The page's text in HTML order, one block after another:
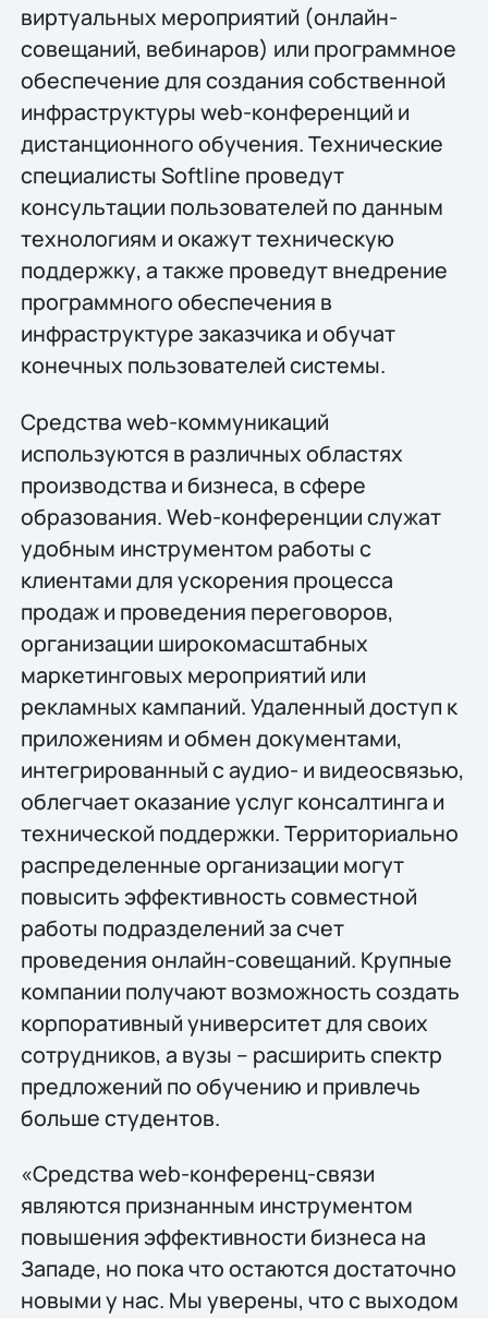
виртуальных мероприятий (онлайн-
совещаний, вебинаров) или программное
обеспечение для создания собственной
инфраструктуры web-конференций и
дистанционного обучения. Технические
специалисты Softline проведут
консультации пользователей по данным
технологиям и окажут техническую
поддержку, а также проведут внедрение
программного обеспечения в
инфраструктуре заказчика и обучат
конечных пользователей системы.
Средства web-коммуникаций
используются в различных областях
производства и бизнеса, в сфере
образования. Web-конференции служат
удобным инструментом работы с
клиентами для ускорения процесса
продаж и проведения переговоров,
организации широкомасштабных
маркетинговых мероприятий или
рекламных кампаний. Удаленный доступ к
приложениям и обмен документами,
интегрированный с аудио- и видеосвязью,
облегчает оказание услуг консалтинга и
технической поддержки. Территориально
распределенные организации могут
повысить эффективность совместной
работы подразделений за счет
проведения онлайн-совещаний. Крупные
компании получают возможность создать
корпоративный университет для своих
сотрудников, а вузы – расширить спектр
предложений по обучению и привлечь
больше студентов.
«Средства web-конференц-связи
являются признанным инструментом
повышения эффективности бизнеса на
Западе, но пока что остаются достаточно
новыми у нас. Мы уверены, что с выходом